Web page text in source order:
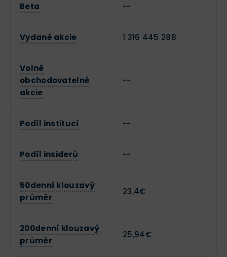
Beta --
Vydané akcie 1 316 445 288
Volně
obchodovatelné
akcie
--
Podíl institucí --
Podíl insiderů --
50denní klouzavý
průměr
23,4€
200denní klouzavý
průměr
25,94€